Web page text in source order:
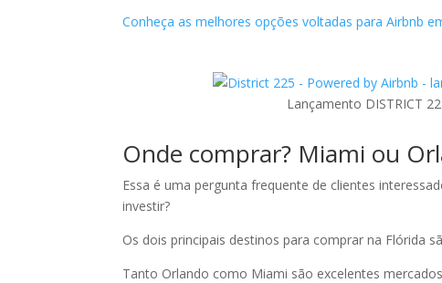
Conheça as melhores opções voltadas para Airbnb
Lançamento DISTRICT
Onde comprar? Miami ou
Essa é uma pergunta frequente de clientes
investir?
Os dois principais destinos para comprar na Flórida
Tanto Orlando como Miami são excelentes